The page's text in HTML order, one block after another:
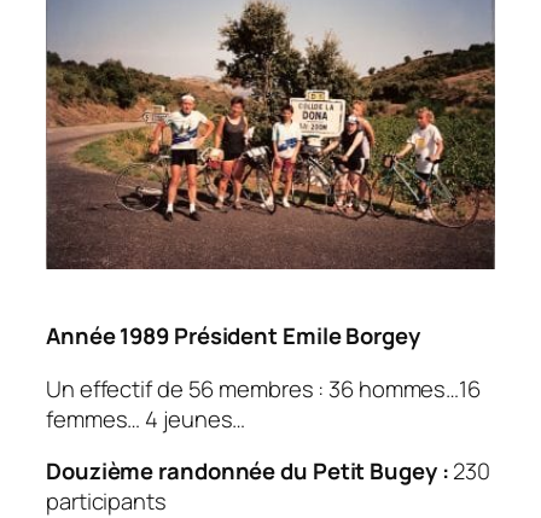
Année 1989Président Emile Borgey
Un effectif de 56 membres : 36 hommes…16
femmes… 4 jeunes…
Douzièmerandonnée du Petit Bugey :230
participants